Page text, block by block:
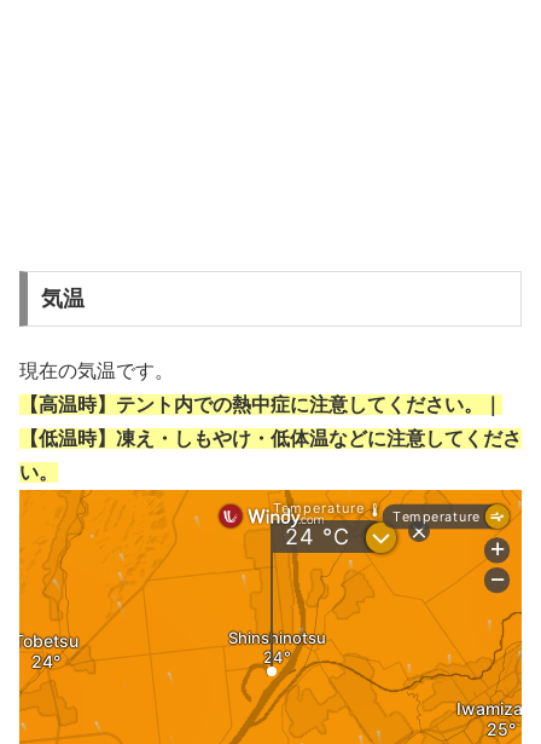
気温
現在の気温です。
【高温時】テント内での熱中症に注意してください。｜
【低温時】凍え・しもやけ・低体温などに注意してくださ
い。